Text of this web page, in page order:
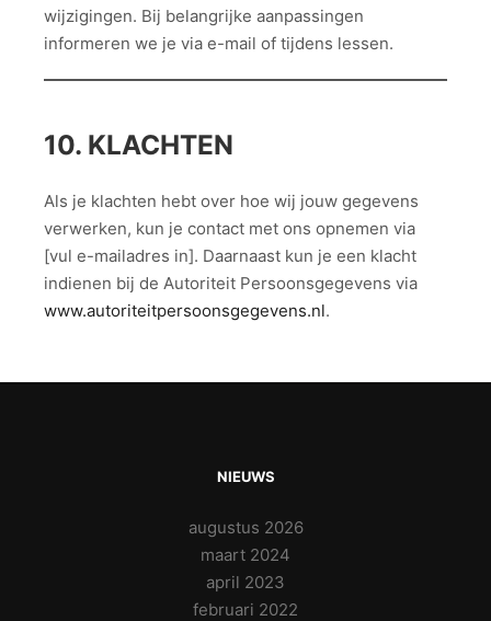
wijzigingen. Bij belangrijke aanpassingen
informeren we je via e-mail of tijdens lessen.
10. KLACHTEN
Als je klachten hebt over hoe wij jouw gegevens
verwerken, kun je contact met ons opnemen via
[vul e-mailadres in]. Daarnaast kun je een klacht
indienen bij de Autoriteit Persoonsgegevens via
www.autoriteitpersoonsgegevens.nl.
NIEUWS
augustus 2026
maart 2024
april 2023
februari 2022